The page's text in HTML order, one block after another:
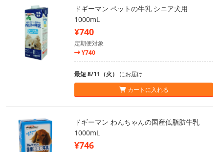
ドギーマン ペットの牛乳 シニア犬用
1000mL
¥740
定期便対象
¥740
最短 8/11（火） にお届け
カートに入れる
ドギーマン わんちゃんの国産低脂肪牛乳
1000mL
¥746